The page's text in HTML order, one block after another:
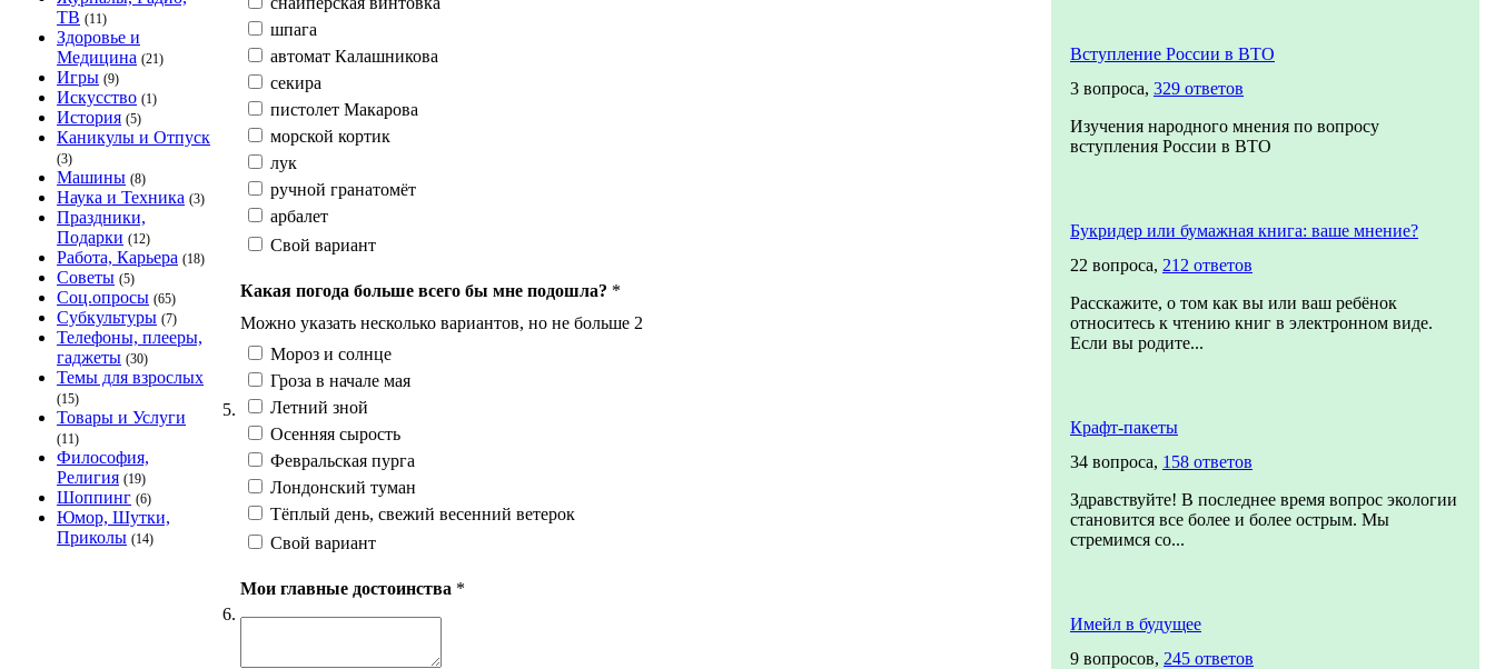
ТВ (11)
Здоровье и
Медицина (21)
Игры (9)
Искусство (1)
История (5)
Каникулы и Отпуск
(3)
Машины (8)
Наука и Техника (3)
Праздники,
Подарки (12)
Работа, Карьера (18)
Советы (5)
Соц.опросы (65)
Субкультуры (7)
Телефоны, плееры,
гаджеты (30)
Темы для взрослых
(15)
Товары и Услуги
(11)
Философия,
Религия (19)
Шоппинг (6)
Юмор, Шутки,
Приколы (14)
шпага
автомат Калашникова
секира
пистолет Макарова
морской кортик
лук
ручной гранатомёт
арбалет
Свой вариант
5.
Какая погода больше всего бы мне подошла? *
Можно указать несколько вариантов, но не больше 2
Мороз и солнце
Гроза в начале мая
Летний зной
Осенняя сырость
Февральская пурга
Лондонский туман
Тёплый день, свежий весенний ветерок
Свой вариант
6.
Мои главные достоинства *
Вступление России в ВТО
3 вопроса, 329 ответов
Изучения народного мнения по вопросу
вступления России в ВТО
Букридер или бумажная книга: ваше мнение?
22 вопроса, 212 ответов
Расскажите, о том как вы или ваш ребёнок
относитесь к чтению книг в электронном виде.
Если вы родите...
Крафт-пакеты
34 вопроса, 158 ответов
Здравствуйте! В последнее время вопрос экологии
становится все более и более острым. Мы
стремимся со...
Имейл в будущее
9 вопросов, 245 ответов